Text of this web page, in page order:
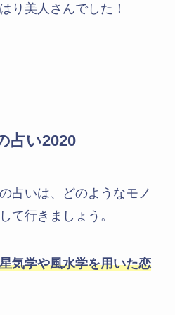
り美人さんでした！
占い2020
占いは、どのようなモノ
て行きましょう。
気学や風水学を用いた恋